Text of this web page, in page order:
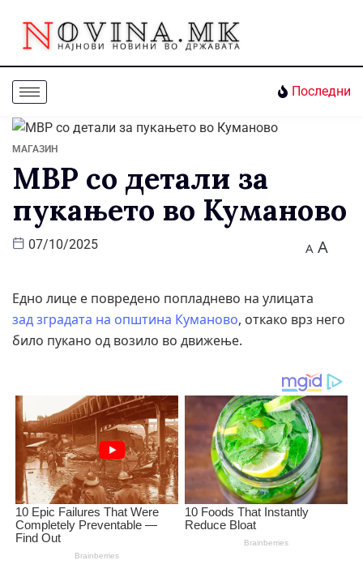
Последни
МАГАЗИН
МВР со детали за
пукањето во Куманово
07/10/2025 A A
Едно лице е повредено попладнево на улицата
зад зградата на општина Куманово, откако врз него
било пукано од возило во движење.